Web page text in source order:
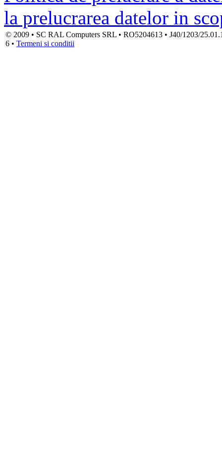
la prelucrarea datelor in
© 2009 • SC RAL Computers SRL • RO5204613 • J40/1203/
6 • Termeni si conditii